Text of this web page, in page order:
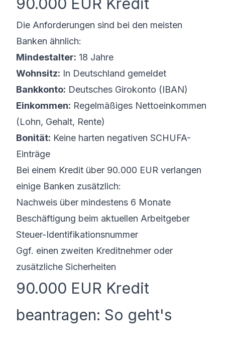
Die Anforderungen sind bei den meisten
Banken ähnlich:
Mindestalter: 18 Jahre
Wohnsitz: In Deutschland gemeldet
Bankkonto: Deutsches Girokonto (IBAN)
Einkommen: Regelmäßiges Nettoeinkommen
(Lohn, Gehalt, Rente)
Bonität: Keine harten negativen SCHUFA-
Einträge
Bei einem Kredit über 90.000 EUR verlangen
einige Banken zusätzlich:
Nachweis über mindestens 6 Monate
Beschäftigung beim aktuellen Arbeitgeber
Steuer-Identifikationsnummer
Ggf. einen zweiten Kreditnehmer oder
zusätzliche Sicherheiten
90.000 EUR Kredit
beantragen: So geht's